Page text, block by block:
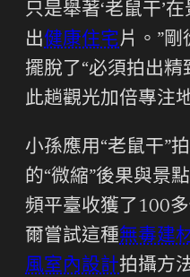
只是舉著‘老鼠干’
出健康住宅片。”剛
擺脫了“必須拍出精
此趟觀光加倍專注
小孫應用“老鼠干”
的“微縮”後果與景
頻平臺收獲了100
爾嘗試這種無毒建
風室內設計拍攝方